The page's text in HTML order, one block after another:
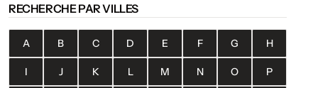
RECHERCHE PAR VILLES
A B C D E F G H
I J K L M N O P